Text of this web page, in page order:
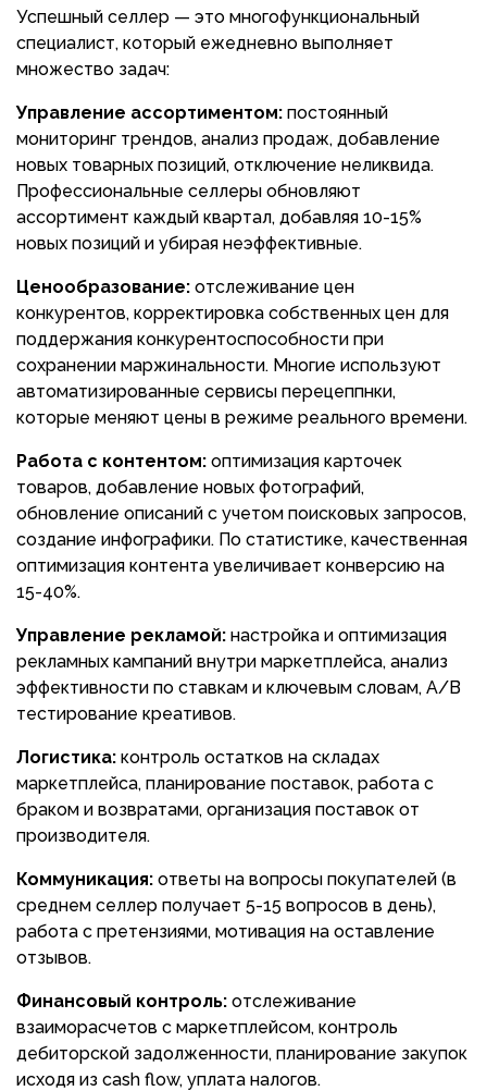
Успешный селлер — это многофункциональный
специалист, который ежедневно выполняет
множество задач:
Управление ассортиментом: постоянный
мониторинг трендов, анализ продаж, добавление
новых товарных позиций, отключение неликвида.
Профессиональные селлеры обновляют
ассортимент каждый квартал, добавляя 10-15%
новых позиций и убирая неэффективные.
Ценообразование: отслеживание цен
конкурентов, корректировка собственных цен для
поддержания конкурентоспособности при
сохранении маржинальности. Многие используют
автоматизированные сервисы перецеппнки,
которые меняют цены в режиме реального времени.
Работа с контентом: оптимизация карточек
товаров, добавление новых фотографий,
обновление описаний с учетом поисковых запросов,
создание инфографики. По статистике, качественная
оптимизация контента увеличивает конверсию на
15-40%.
Управление рекламой: настройка и оптимизация
рекламных кампаний внутри маркетплейса, анализ
эффективности по ставкам и ключевым словам, A/B
тестирование креативов.
Логистика: контроль остатков на складах
маркетплейса, планирование поставок, работа с
браком и возвратами, организация поставок от
производителя.
Коммуникация: ответы на вопросы покупателей (в
среднем селлер получает 5-15 вопросов в день),
работа с претензиями, мотивация на оставление
отзывов.
Финансовый контроль: отслеживание
взаиморасчетов с маркетплейсом, контроль
дебиторской задолженности, планирование закупок
исходя из cash flow, уплата налогов.